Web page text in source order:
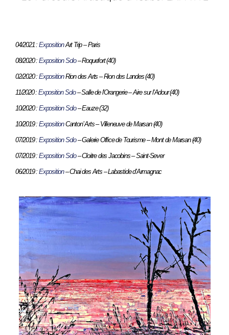
04/2021 : ExpositionArt Trip – Paris
08/2020 : Exposition Solo– Roquefort (40)
02/2020 : ExpositionRion des Arts – Rion des Landes (40)
11/2020 : Exposition Solo– Salle de l’Orangerie – Aire sur l’Adour (40)
10/2020 : Exposition Solo– Eauze (32)
10/2019 : ExpositionCanton’ Arts – Villeneuve de Marsan (40)
07/2019 : Exposition Solo– Galerie Office de Tourisme – Mont de Marsan (40)
07/2019 : Exposition Solo– Cloitre des Jacobins – Saint-Sever
06/2019 : Exposition– Chai des Arts – Labastide d’Armagnac